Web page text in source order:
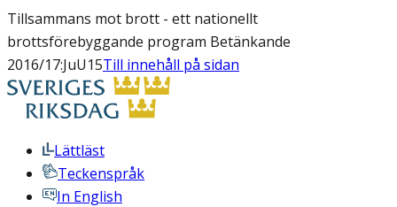
Tillsammans mot brott - ett nationellt
brottsförebyggande program Betänkande
2016/17:JuU15Till innehåll på sidan
Lättläst
Teckenspråk
In English